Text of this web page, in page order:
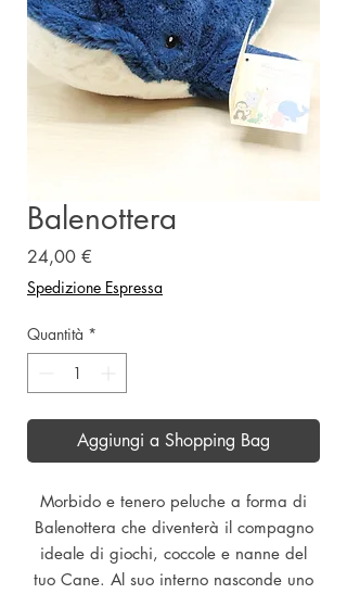
Balenottera
24,00 €
Spedizione Espressa
Quantità *
Aggiungi a Shopping Bag
Morbido e tenero peluche a forma di
Balenottera che diventerà il compagno
ideale di giochi, coccole e nanne del
tuo Cane. Al suo interno nasconde uno